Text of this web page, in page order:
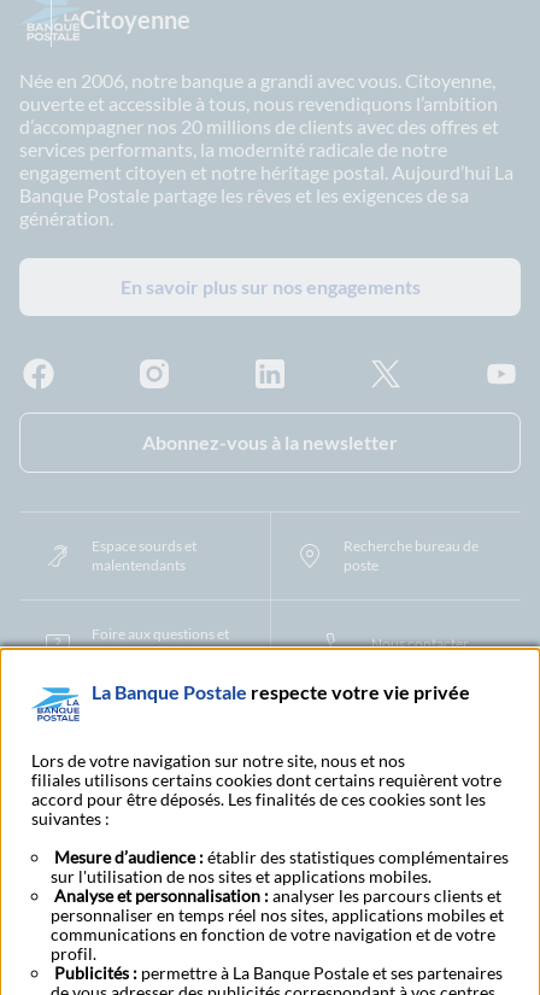
Citoyenne
Née en 2006, notre banque a grandi avec vous. Citoyenne,
ouverte et accessible à tous, nous revendiquons l’ambition
d’accompagner nos 20 millions de clients avec des offres et
services performants, la modernité radicale de notre
engagement citoyen et notre héritage postal. Aujourd’hui La
Banque Postale partage les rêves et les exigences de sa
génération.
En savoir plus sur nos engagements
Abonnez-vous à la newsletter
Espace sourds et
malentendants
Recherche bureau de
poste
Foire aux questions et
centre d'aide
Nous contacter
Protection des Données à Caractère PersonnelFiliales et partenaires
CookiesGestion des cookiesActualiser vos informations
Contestation et réclamation Coordonnées Centres Financiers
Alertes fraudes et points de vigilance Actualités réglementaires CGU
Aide navigateur et systèmes d'exploitation
Vider le cache de votre navigateurLexique Aide et accessibilité
Accessibilité – Partiellement conforme Espace candidature
BFI - Banque de Financement et d'Investissement
Le fonds de garantie des dépôts et de résolutionRésilierRétractation
La Banque Postale respecte votre vie privée
Lors de votre navigation sur notre site, nous et nos
filiales utilisons certains cookies dont certains requièrent votre
accord pour être déposés. Les finalités de ces cookies sont les
suivantes :
Mesure d’audience :établir des statistiques complémentaires
sur l'utilisation de nos sites et applications mobiles.
Analyse et personnalisation :analyser les parcours clients et
personnaliser en temps réel nos sites, applications mobiles et
communications en fonction de votre navigation et de votre
profil.
Publicités : permettre à La Banque Postale et ses partenaires